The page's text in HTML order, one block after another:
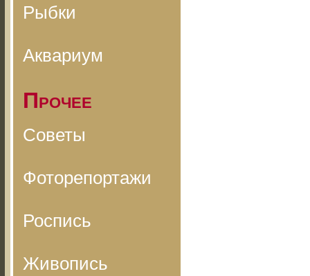
Рыбки
Аквариум
Прочее
Советы
Фоторепортажи
Роспись
Живопись